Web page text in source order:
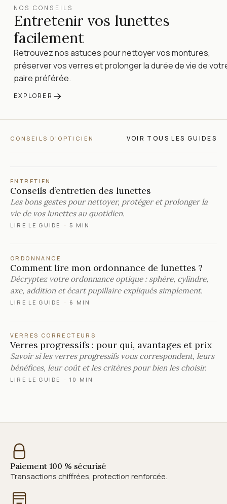
NOS CONSEILS
Entretenir vos lunettes
facilement
Retrouvez nos astuces pour nettoyer vos montures,
préserver vos verres et prolonger la durée de vie de
paire préférée.
EXPLORER →
CONSEILS D'OPTICIEN VOIR TOUS LES GUIDES
ENTRETIEN
Conseils d’entretien des lunettes
Les bons gestes pour nettoyer, protéger et prolonger la
vie de vos lunettes au quotidien.
LIRE LE GUIDE · 5 MIN
ORDONNANCE
Comment lire mon ordonnance de lunettes ?
Décryptez votre ordonnance optique : sphère, cylindre,
axe, addition et écart pupillaire expliqués simplement.
LIRE LE GUIDE · 6 MIN
VERRES CORRECTEURS
Verres progressifs : pour qui, avantages et prix
Savoir si les verres progressifs vous correspondent, leurs
bénéfices, leur coût et les critères pour bien les choisir.
LIRE LE GUIDE · 10 MIN
Paiement 100 % sécurisé
Transactions chiffrées, protection renforcée.